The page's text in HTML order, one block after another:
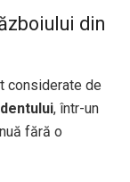
din
considerate de
, într-un
fără o